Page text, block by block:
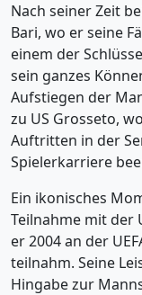
Nach seiner Zeit
Bari, wo er seine
einem der
sein ganzes
Aufstiegen der
zu US Grosseto,
Auftritten in der
Spielerkarriere
Ein ikonisches
Teilnahme mit der
er 2004 an der
teilnahm. Seine
Hingabe zur